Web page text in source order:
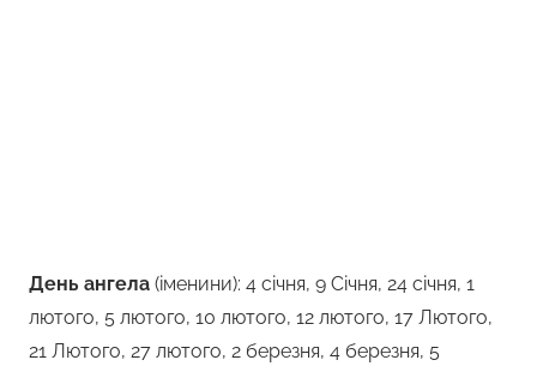
День ангела (іменини): 4 січня, 9 Січня, 24 січня, 1
лютого, 5 лютого, 10 лютого, 12 лютого, 17 Лютого,
21 Лютого, 27 лютого, 2 березня, 4 березня, 5